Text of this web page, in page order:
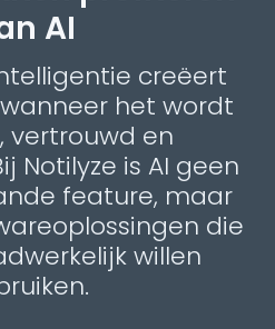
AI
creëert
het wordt
vertrouwd en
Notilyze is AI geen
feature, maar
die
willen